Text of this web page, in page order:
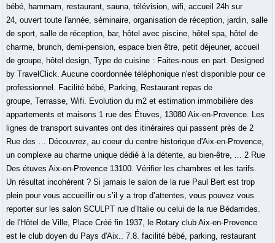
bébé, hammam, restaurant, sauna, télévision, wifi, accueil 24h sur
24, ouvert toute l'année, séminaire, organisation de réception, jardin, salle
de sport, salle de réception, bar, hôtel avec piscine, hôtel spa, hôtel de
charme, brunch, demi-pension, espace bien être, petit déjeuner, accueil
de groupe, hôtel design, Type de cuisine : Faites-nous en part. Designed
by TravelClick. Aucune coordonnée téléphonique n'est disponible pour ce
professionnel. Facilité bébé, Parking, Restaurant repas de
groupe, Terrasse, Wifi. Evolution du m2 et estimation immobilière des
appartements et maisons 1 rue des Étuves, 13080 Aix-en-Provence. Les
lignes de transport suivantes ont des itinéraires qui passent près de 2
Rue des … Découvrez, au coeur du centre historique d'Aix-en-Provence,
un complexe au charme unique dédié à la détente, au bien-être, ... 2 Rue
Des étuves Aix-en-Provence 13100. Vérifier les chambres et les tarifs.
Un résultat incohérent ? Si jamais le salon de la rue Paul Bert est trop
plein pour vous accueillir ou s’il y a trop d’attentes, vous pouvez vous
reporter sur les salon SCULPT rue d’Italie ou celui de la rue Bédarrides.
de l'Hôtel de Ville, Place Créé fin 1937, le Rotary club Aix-en-Provence
est le club doyen du Pays d'Aix.. 7.8. facilité bébé, parking, restaurant